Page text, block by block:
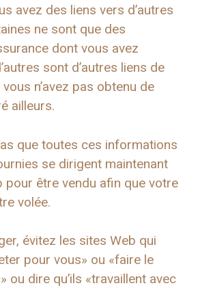
avez des liens vers d’autres
ne sont que des
dont vous avez
sont d’autres liens de
n’avez pas obtenu de
ailleurs.
que toutes ces informations
se dirigent maintenant
pour être vendu afin que votre
volée.
évitez les sites Web qui
pour vous» ou «faire le
ou dire qu’ils «travaillent avec